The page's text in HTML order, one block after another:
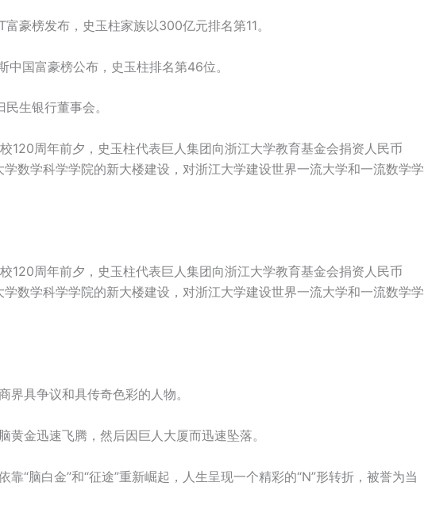
豪榜发布，史玉柱家族以300亿元排名第11。
国富豪榜公布，史玉柱排名第46位。
生银行董事会。
120周年前夕，史玉柱代表巨人集团向浙江大学教育基金会捐资人民币
数学科学学院的新大楼建设，对浙江大学建设世界一流大学和一流数学学
120周年前夕，史玉柱代表巨人集团向浙江大学教育基金会捐资人民币
数学科学学院的新大楼建设，对浙江大学建设世界一流大学和一流数学学
界具争议和具传奇色彩的人物。
黄金迅速飞腾，然后因巨人大厦而迅速坠落。
“脑白金”和“征途”重新崛起，人生呈现一个精彩的“N”形转折，被誉为当